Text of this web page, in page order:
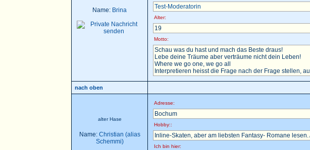
Name: Brina Test-Moderatorin
Alter:
19
Motto:
Schau was du hast und mach das Beste draus!
Lebe deine Träume aber verträume nicht dein Leben!
Where we go one, we go all
Interpretieren heisst die Frage nach der Frage stellen,
nach oben
alter Hase
Name: Christian (alias
Schemmi)
Adresse:
Bochum
Hobby::
Inline-Skaten, aber am liebsten Fantasy- Romane
Ich bin hier: